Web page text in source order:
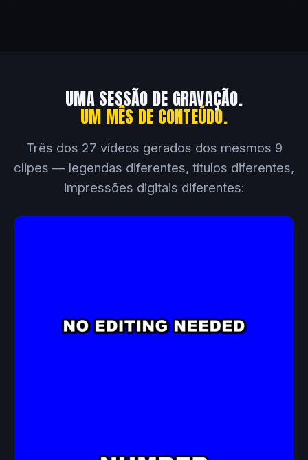
UMA SESSÃO DE GRAVAÇÃO.
UM MÊS DE CONTEÚDO.
Três dos 27 vídeos gerados dos mesmos 9
clipes — legendas diferentes, títulos diferentes,
impressões digitais diferentes: